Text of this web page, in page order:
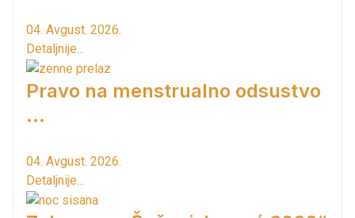
04. Avgust. 2026.
Detaljnije...
Pravo na menstrualno odsustvo
...
04. Avgust. 2026.
Detaljnije...